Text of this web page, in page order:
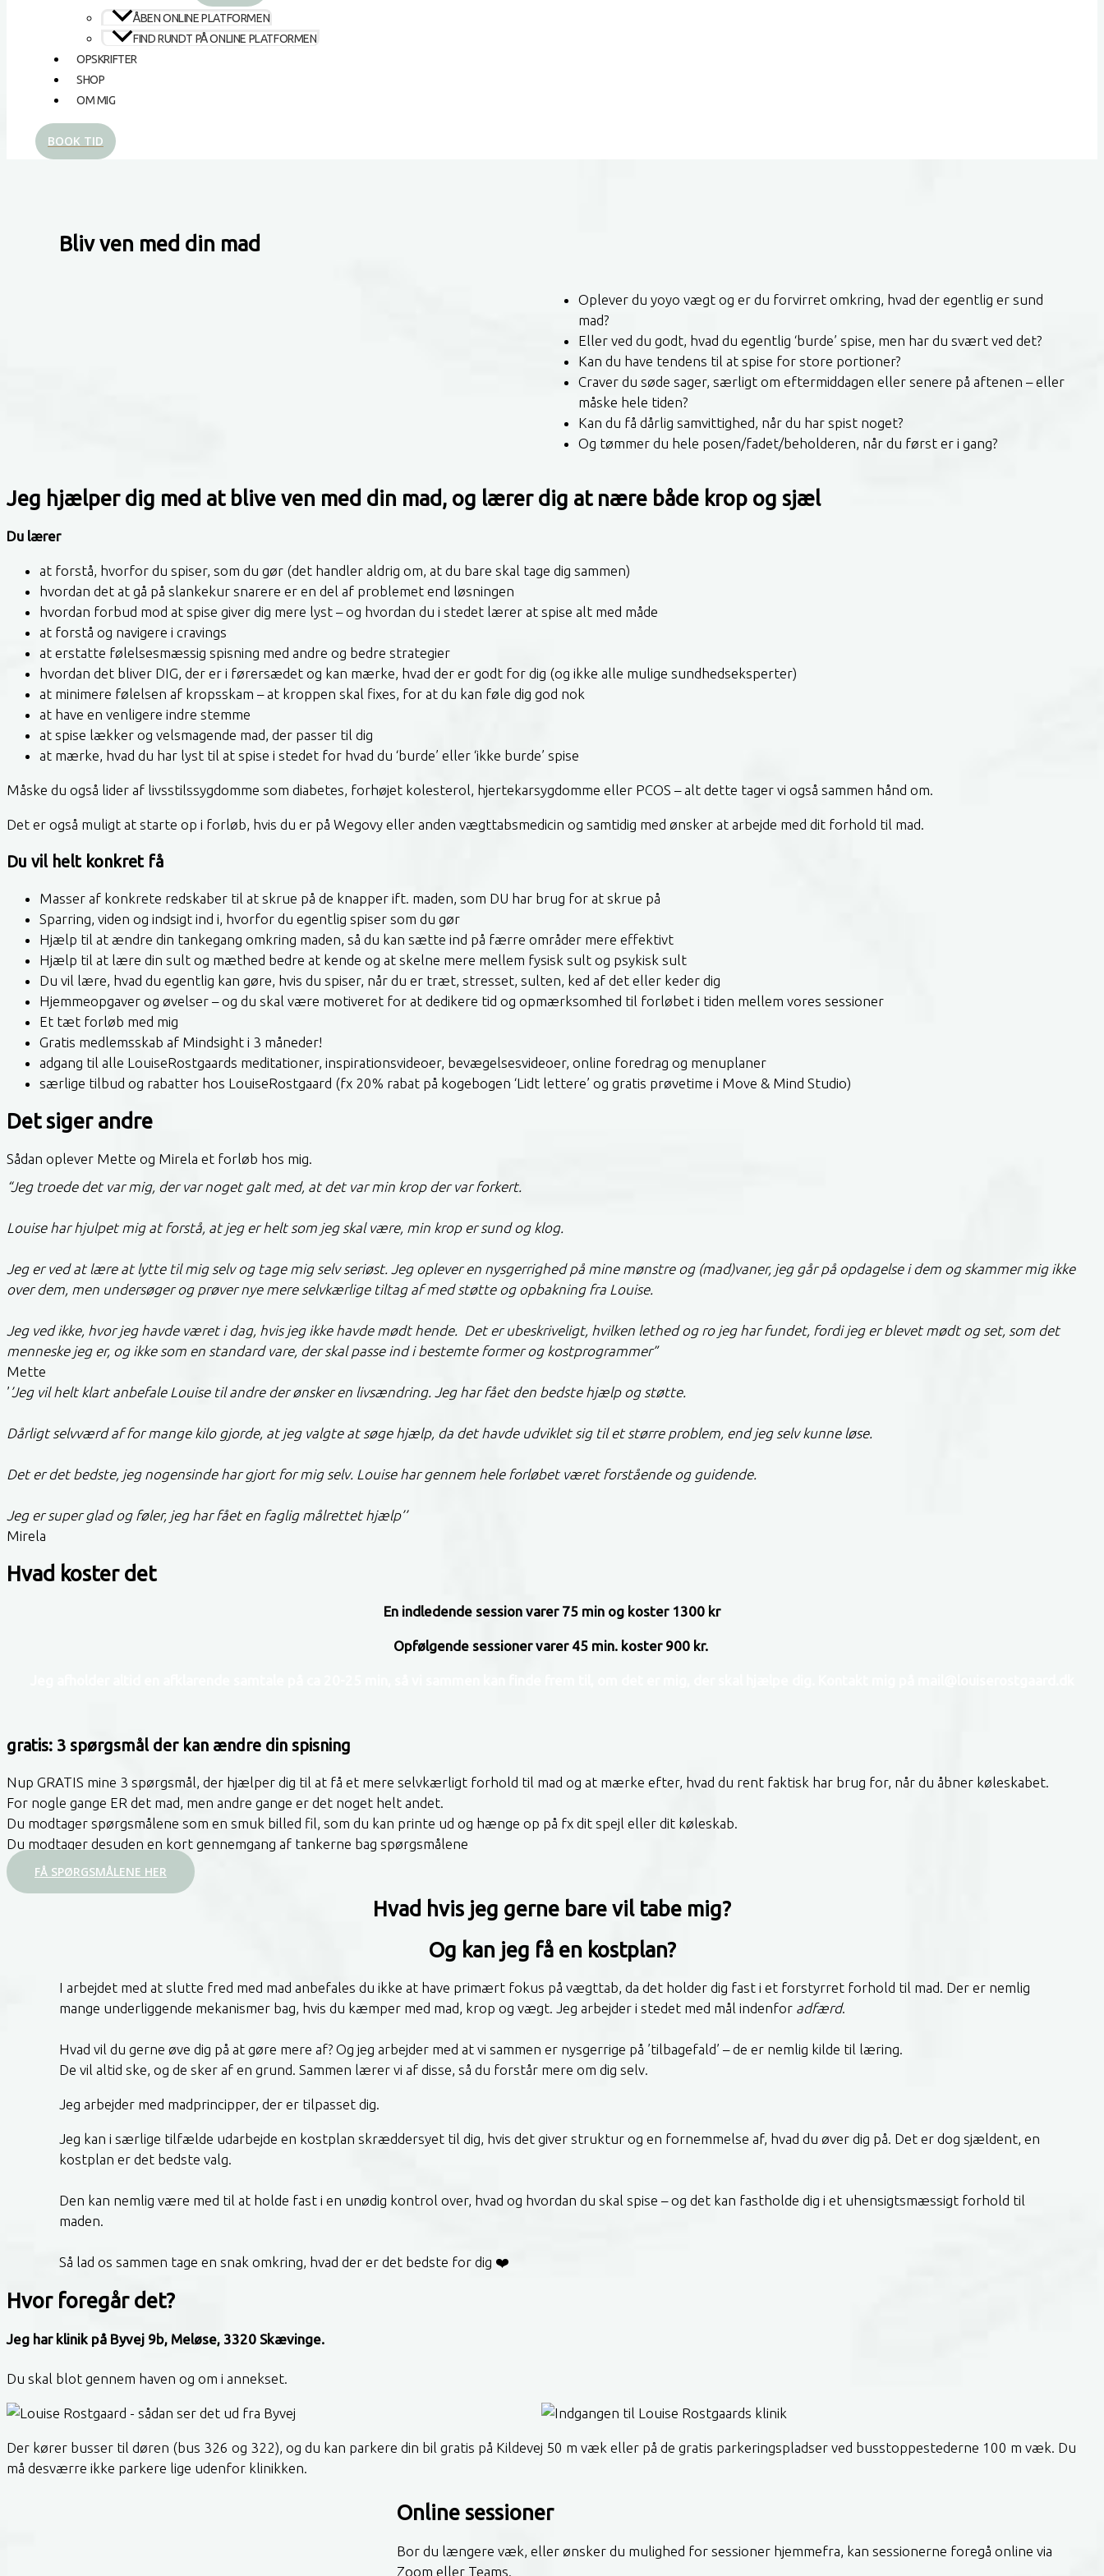
ÅBEN ONLINE PLATFORMEN
FIND RUNDT PÅ ONLINE PLATFORMEN
OPSKRIFTER
SHOP
OM MIG
BOOK TID
Bliv ven med din mad
Oplever du yoyo vægt og er du forvirret omkring, hvad der egentlig er sund
mad?
Eller ved du godt, hvad du egentlig ‘burde’ spise, men har du svært ved det?
Kan du have tendens til at spise for store portioner?
Craver du søde sager, særligt om eftermiddagen eller senere på aftenen – eller
måske hele tiden?
Kan du få dårlig samvittighed, når du har spist noget?
Og tømmer du hele posen/fadet/beholderen, når du først er i gang?
Jeg hjælper dig med at blive ven med din mad, og lærer dig at nære både krop og sjæl
Du lærer
at forstå, hvorfor du spiser, som du gør (det handler aldrig om, at du bare skal tage dig sammen)
hvordan det at gå på slankekur snarere er en del af problemet end løsningen
hvordan forbud mod at spise giver dig mere lyst – og hvordan du i stedet lærer at spise alt med måde
at forstå og navigere i cravings
at erstatte følelsesmæssig spisning med andre og bedre strategier
hvordan det bliver DIG, der er i førersædet og kan mærke, hvad der er godt for dig (og ikke alle mulige sundhedseksperter)
at minimere følelsen af kropsskam – at kroppen skal fixes, for at du kan føle dig god nok
at have en venligere indre stemme
at spise lækker og velsmagende mad, der passer til dig
at mærke, hvad du har lyst til at spise i stedet for hvad du ‘burde’ eller ‘ikke burde’ spise
Måske du også lider af livsstilssygdomme som diabetes, forhøjet kolesterol, hjertekarsygdomme eller PCOS – alt dette tager vi også sammen hånd om.
Det er også muligt at starte op i forløb, hvis du er på Wegovy eller anden vægttabsmedicin og samtidig med ønsker at arbejde med dit forhold til mad.
Du vil helt konkret få
Masser af konkrete redskaber til at skrue på de knapper ift. maden, som DU har brug for at skrue på
Sparring, viden og indsigt ind i, hvorfor du egentlig spiser som du gør
Hjælp til at ændre din tankegang omkring maden, så du kan sætte ind på færre områder mere effektivt
Hjælp til at lære din sult og mæthed bedre at kende og at skelne mere mellem fysisk sult og psykisk sult
Du vil lære, hvad du egentlig kan gøre, hvis du spiser, når du er træt, stresset, sulten, ked af det eller keder dig
Hjemmeopgaver og øvelser – og du skal være motiveret for at dedikere tid og opmærksomhed til forløbet i tiden mellem vores sessioner
Et tæt forløb med mig
Gratis medlemsskab af Mindsight i 3 måneder!
adgang til alle LouiseRostgaards meditationer, inspirationsvideoer, bevægelsesvideoer, online foredrag og menuplaner
særlige tilbud og rabatter hos LouiseRostgaard (fx 20% rabat på kogebogen ‘Lidt lettere’ og gratis prøvetime i Move & Mind Studio)
Det siger andre
Sådan oplever Mette og Mirela et forløb hos mig.
“Jeg troede det var mig, der var noget galt med, at det var min krop der var forkert.
Louise har hjulpet mig at forstå, at jeg er helt som jeg skal være, min krop er sund og klog.
Jeg er ved at lære at lytte til mig selv og tage mig selv seriøst. Jeg oplever en nysgerrighed på mine mønstre og (mad)vaner, jeg går på opdagelse i dem og skammer mig ikke
over dem, men undersøger og prøver nye mere selvkærlige tiltag af med støtte og opbakning fra Louise.
Jeg ved ikke, hvor jeg havde været i dag, hvis jeg ikke havde mødt hende. Det er ubeskriveligt, hvilken lethed og ro jeg har fundet, fordi jeg er blevet mødt og set, som det
menneske jeg er, og ikke som en standard vare, der skal passe ind i bestemte former og kostprogrammer”
Mette
’’Jeg vil helt klart anbefale Louise til andre der ønsker en livsændring. Jeg har fået den bedste hjælp og støtte.
Dårligt selvværd af for mange kilo gjorde, at jeg valgte at søge hjælp, da det havde udviklet sig til et større problem, end jeg selv kunne løse.
Det er det bedste, jeg nogensinde har gjort for mig selv. Louise har gennem hele forløbet været forstående og guidende.
Jeg er super glad og føler, jeg har fået en faglig målrettet hjælp’’
Mirela
Hvad koster det
En indledende session varer 75 min og koster 1300 kr
Opfølgende sessioner varer 45 min. koster 900 kr.
gratis: 3 spørgsmål der kan ændre din spisning
Nup GRATIS mine 3 spørgsmål, der hjælper dig til at få et mere selvkærligt forhold til mad og at mærke efter, hvad du rent faktisk har brug for, når du åbner køleskabet.
For nogle gange ER det mad, men andre gange er det noget helt andet.
Du modtager spørgsmålene som en smuk billed fil, som du kan printe ud og hænge op på fx dit spejl eller dit køleskab.
Du modtager desuden en kort gennemgang af tankerne bag spørgsmålene
FÅ SPØRGSMÅLENE HER
Hvad hvis jeg gerne bare vil tabe mig?
Og kan jeg få en kostplan?
I arbejdet med at slutte fred med mad anbefales du ikke at have primært fokus på vægttab, da det holder dig fast i et forstyrret forhold til mad. Der er nemlig
mange underliggende mekanismer bag, hvis du kæmper med mad, krop og vægt. Jeg arbejder i stedet med mål indenfor adfærd.
Hvad vil du gerne øve dig på at gøre mere af? Og jeg arbejder med at vi sammen er nysgerrige på ’tilbagefald’ – de er nemlig kilde til læring.
De vil altid ske, og de sker af en grund. Sammen lærer vi af disse, så du forstår mere om dig selv.
Jeg arbejder med madprincipper, der er tilpasset dig.
Jeg kan i særlige tilfælde udarbejde en kostplan skræddersyet til dig, hvis det giver struktur og en fornemmelse af, hvad du øver dig på. Det er dog sjældent, en
kostplan er det bedste valg.
Den kan nemlig være med til at holde fast i en unødig kontrol over, hvad og hvordan du skal spise – og det kan fastholde dig i et uhensigtsmæssigt forhold til
maden.
Så lad os sammen tage en snak omkring, hvad der er det bedste for dig ❤️
Hvor foregår det?
Jeg har klinik på Byvej 9b, Meløse, 3320 Skævinge.
Du skal blot gennem haven og om i annekset.
Der kører busser til døren (bus 326 og 322), og du kan parkere din bil gratis på Kildevej 50 m væk eller på de gratis parkeringspladser ved busstoppestederne 100 m væk. Du
må desværre ikke parkere lige udenfor klinikken.
Online sessioner
Bor du længere væk, eller ønsker du mulighed for sessioner hjemmefra, kan sessionerne foregå online via
Zoom eller Teams.